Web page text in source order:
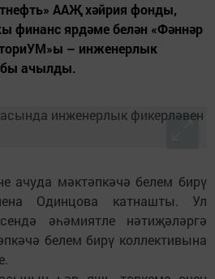
ААҖ хәйрия фонды,
финанс ярдәме белән «Фәннәр
– инженерлык
ачылды.
ачуда мәктәпкәчә белем бирү
Одинцова катнашты. Ул
әһәмиятле нәтиҗәләргә
белем бирү коллективына